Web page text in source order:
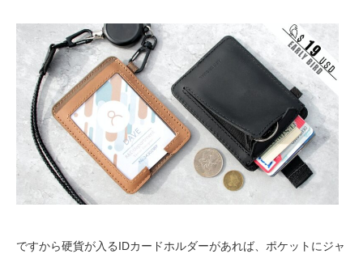
ですから硬貨が入るIDカードホルダーがあれば、ポケットにジャ